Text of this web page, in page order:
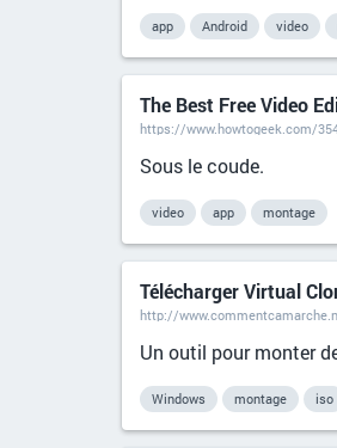
app Android video
The Best Free Video
https://www.howtogeek.com/
Sous le coude.
video app montage
Télécharger Virtual
http://
Un outil pour monter
Windows montage iso